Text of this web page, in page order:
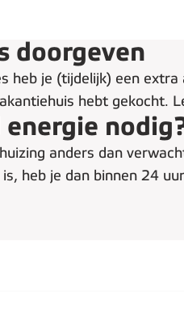
doorgeven
heb je (tijdelijk) een
hebt gekocht.
energie
anders dan
heb je dan binnen 24